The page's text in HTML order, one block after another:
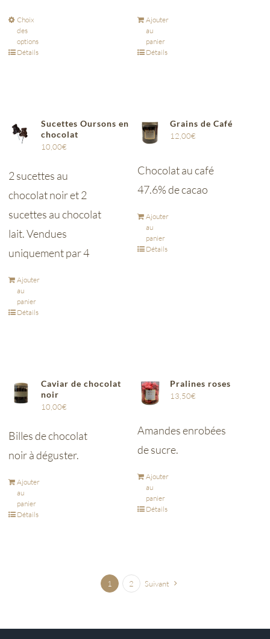
Choix
des
options
Détails
Ajouter
au
panier
Détails
Sucettes Oursons en
chocolat
10,00€
2 sucettes au
chocolat noir et 2
sucettes au chocolat
lait. Vendues
uniquement par 4
Ajouter
au
panier
Détails
Grains de Café
12,00€
Chocolat au café
47.6% de cacao
Ajouter
au
panier
Détails
Caviar de chocolat
noir
10,00€
Billes de chocolat
noir à déguster.
Ajouter
au
panier
Détails
Pralines roses
13,50€
Amandes enrobées
de sucre.
Ajouter
au
panier
Détails
1 2 Suivant